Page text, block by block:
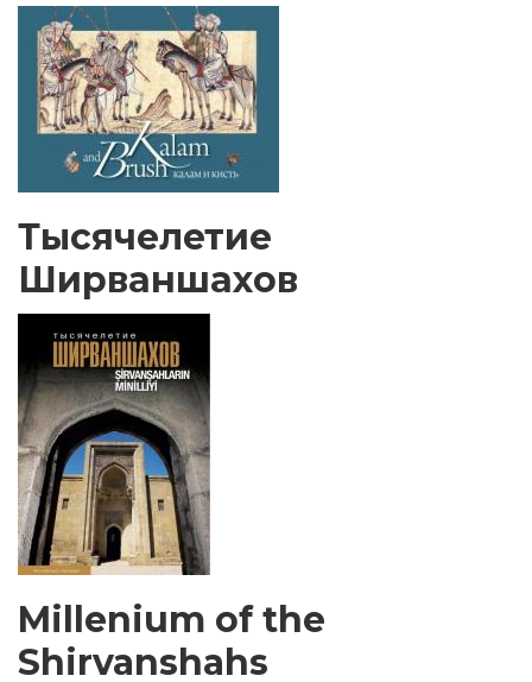
Тысячелетие
Ширваншахов
Millenium of the
Shirvanshahs